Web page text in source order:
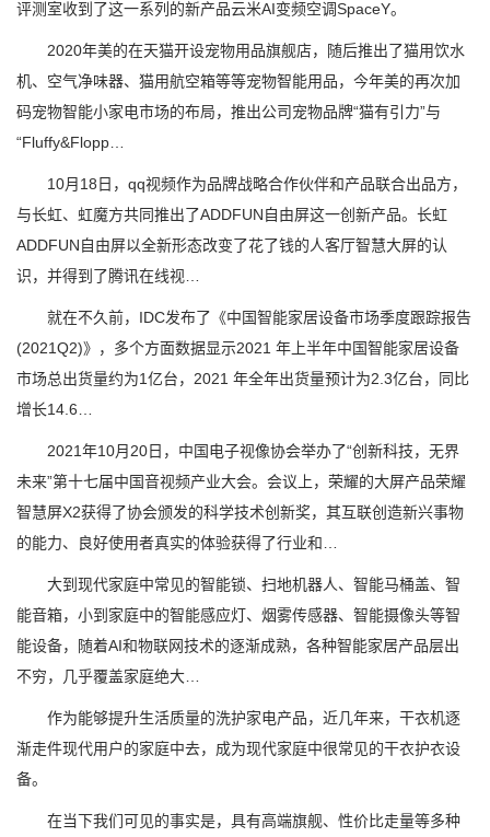
评测室收到了这一系列的新产品云米AI变频空调SpaceY。
2020年美的在天猫开设宠物用品旗舰店，随后推出了猫用饮水
机、空气净味器、猫用航空箱等等宠物智能用品，今年美的再次加
码宠物智能小家电市场的布局，推出公司宠物品牌“猫有引力”与
“Fluffy&Flopp…
10月18日，qq视频作为品牌战略合作伙伴和产品联合出品方，
与长虹、虹魔方共同推出了ADDFUN自由屏这一创新产品。长虹
ADDFUN自由屏以全新形态改变了花了钱的人客厅智慧大屏的认
识，并得到了腾讯在线视…
就在不久前，IDC发布了《中国智能家居设备市场季度跟踪报告
(2021Q2)》，多个方面数据显示2021 年上半年中国智能家居设备
市场总出货量约为1亿台，2021 年全年出货量预计为2.3亿台，同比
增长14.6…
2021年10月20日，中国电子视像协会举办了“创新科技，无界
未来”第十七届中国音视频产业大会。会议上，荣耀的大屏产品荣耀
智慧屏X2获得了协会颁发的科学技术创新奖，其互联创造新兴事物
的能力、良好使用者真实的体验获得了行业和…
大到现代家庭中常见的智能锁、扫地机器人、智能马桶盖、智
能音箱，小到家庭中的智能感应灯、烟雾传感器、智能摄像头等智
能设备，随着AI和物联网技术的逐渐成熟，各种智能家居产品层出
不穷，几乎覆盖家庭绝大…
作为能够提升生活质量的洗护家电产品，近几年来，干衣机逐
渐走件现代用户的家庭中去，成为现代家庭中很常见的干衣护衣设
备。
在当下我们可见的事实是，具有高端旗舰、性价比走量等多种